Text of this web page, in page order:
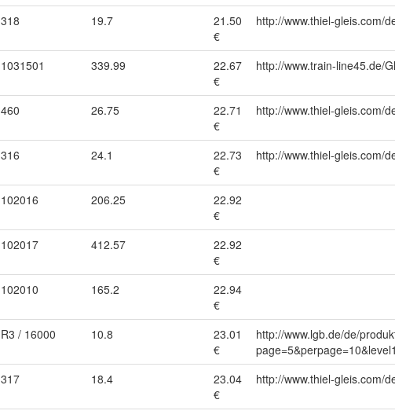
318 19.7
21.50
€
http://www.thiel-gleis.com/
1031501 339.99
22.67
€
http://www.train-line45.de/
460 26.75
22.71
€
http://www.thiel-gleis.com/
316 24.1
22.73
€
http://www.thiel-gleis.com/
102016 206.25
22.92
€
102017 412.57
22.92
€
102010 165.2
22.94
€
R3 / 16000 10.8
23.01
€
http://www.lgb.de/de/
317 18.4
23.04
€
http://www.thiel-gleis.com/